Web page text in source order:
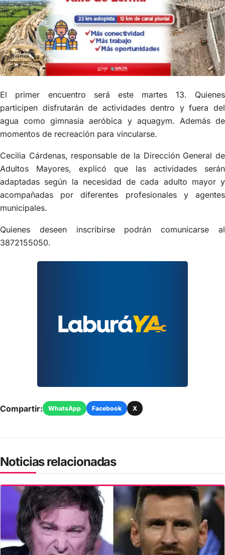
El primer encuentro será este martes 13. Quienes
participen disfrutarán de actividades dentro y fuera del
agua como gimnasia aeróbica y aquagym. Además de
momentos de recreación para vincularse.
Cecilia Cárdenas, responsable de la Dirección General de
Adultos Mayores, explicó que las actividades serán
adaptadas según la necesidad de cada adulto mayor y
acompañadas por diferentes profesionales y agentes
municipales.
Quienes deseen inscribirse podrán comunicarse al
3872155050.
Compartir: WhatsApp Facebook X
Noticias relacionadas